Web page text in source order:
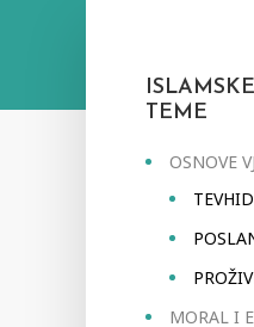
TEME
OSNOVE
TEVHID
MORAL I